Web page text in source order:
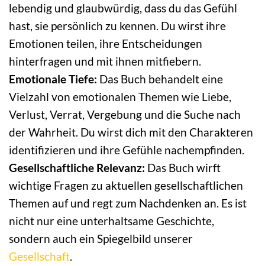
lebendig und glaubwürdig, dass du das Gefühl
hast, sie persönlich zu kennen. Du wirst ihre
Emotionen teilen, ihre Entscheidungen
hinterfragen und mit ihnen mitfiebern.
Emotionale Tiefe: Das Buch behandelt eine
Vielzahl von emotionalen Themen wie Liebe,
Verlust, Verrat, Vergebung und die Suche nach
der Wahrheit. Du wirst dich mit den Charakteren
identifizieren und ihre Gefühle nachempfinden.
Gesellschaftliche Relevanz: Das Buch wirft
wichtige Fragen zu aktuellen gesellschaftlichen
Themen auf und regt zum Nachdenken an. Es ist
nicht nur eine unterhaltsame Geschichte,
sondern auch ein Spiegelbild unserer
Gesellschaft.